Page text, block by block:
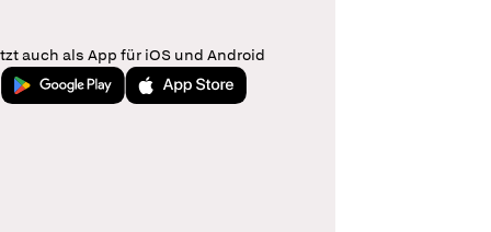
auch als App für iOS und Android
Jetzt bei Google PlayLaden im App Store